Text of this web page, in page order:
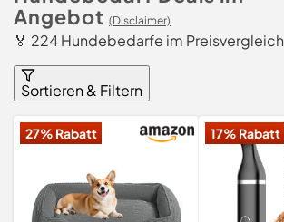
Angebot (Disclaimer)
🏅 224 Hundebedarfe im Preisvergleich
Sortieren & Filtern
27% Rabatt 17% Rabatt